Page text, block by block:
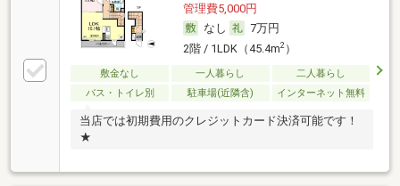
管理費5,000円
なし
7万円
2階 / 1LDK（45.4m2）
敷金なし 一人暮らし
二人暮らし
バス・トイレ別
駐車場(近隣含) インターネット無料
当店では初期費用のクレジットカード決済可能です！
★